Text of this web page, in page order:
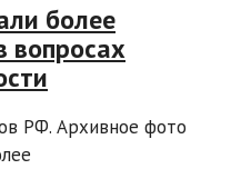
более
РФ. Архивное фото